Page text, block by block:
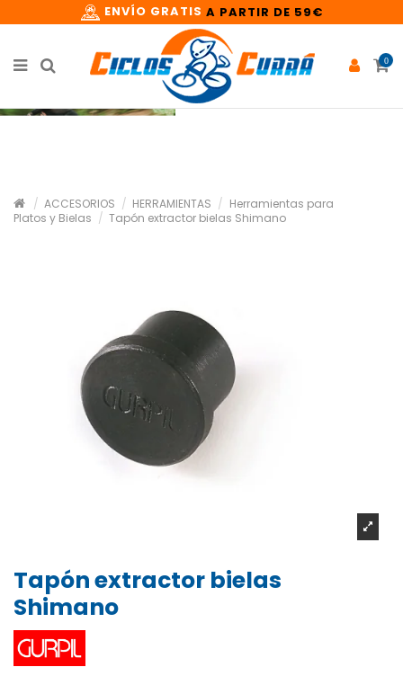
ENVÍO GRATIS A PARTIR DE 59€
0
ACCESORIOS HERRAMIENTAS
Herramientas para
Platos y Bielas
Tapón extractor bielas Shimano
Tapón extractor bielas
Shimano